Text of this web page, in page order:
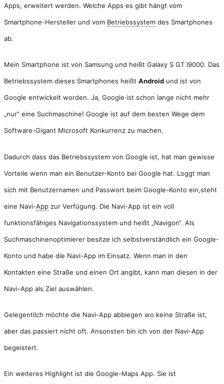
Apps, erweitert werden. Welche Apps es gibt hängt vom
Smartphone-Hersteller und vom Betriebssystem des Smartphones
ab.
Mein Smartphone ist von Samsung und heißt Galaxy S GT I9000. Das
Betriebssystem dieses Smartphones heißt Android und ist von
Google entwickelt worden. Ja, Google ist schon lange nicht mehr
„nur“ eine Suchmaschine! Google ist auf dem besten Wege dem
Software-Gigant Microsoft Konkurrenz zu machen.
Dadurch dass das Betriebssystem von Google ist, hat man gewisse
Vorteile wenn man ein Benutzer-Konto bei Google hat. Loggt man
sich mit Benutzernamen und Passwort beim Google-Konto ein,steht
eine Navi-App zur Verfügung. Die Navi-App ist ein voll
funktionsfähiges Navigationssystem und heißt „Navigon“. Als
Suchmaschinenoptimierer besitze ich selbstverständlich ein Google-
Konto und habe die Navi-App im Einsatz. Wenn man in den
Kontakten eine Straße und einen Ort angibt, kann man diesen in der
Navi-App als Ziel auswählen.
Gelegentlich möchte die Navi-App abbiegen wo keine Straße ist,
aber das passiert nicht oft. Ansonsten bin ich von der Navi-App
begeistert.
Ein weiteres Highlight ist die Google-Maps App. Sie ist